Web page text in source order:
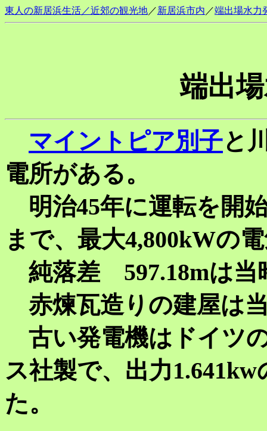
東人の新居浜生活／近郊の観光地／新居浜市内 ／端出場水力
端出
マイントピア別子と
電所がある。
明治45年に運転を開
まで、最大4,800kWの
純落差 597.18mは当
赤煉瓦造りの建屋は
古い発電機はドイツ
ス社製で、出力
た。